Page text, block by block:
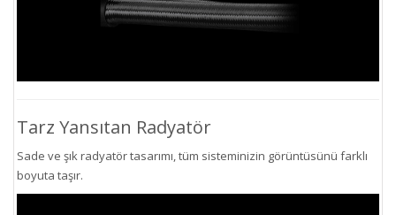
Tarz Yansıtan Radyatör
Sade ve şık radyatör tasarımı, tüm sisteminizin görüntüsünü farklı
boyuta taşır.